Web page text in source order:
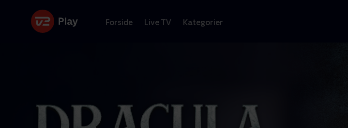
Forside Live TV Kategorier